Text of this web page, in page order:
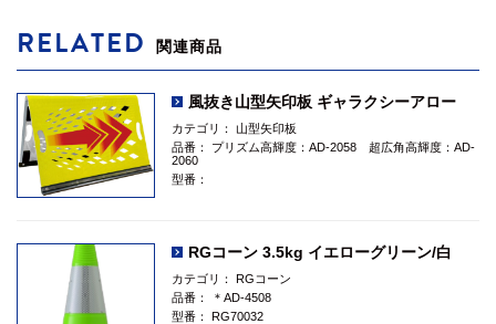
RELATED 関連商品
風抜き山型矢印板 ギャラクシーアロー
カテゴリ：
山型矢印板
品番：
プリズム高輝度：AD-2058 超広角高輝度：AD-
2060
型番：
RGコーン 3.5kg イエローグリーン/白
カテゴリ：
RGコーン
品番：
＊AD-4508
型番：
RG70032